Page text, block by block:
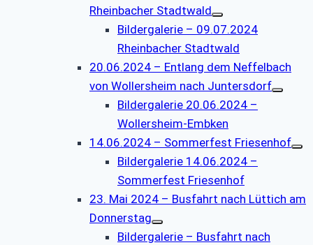
Rheinbacher Stadtwald
Bildergalerie – 09.07.2024
Rheinbacher Stadtwald
20.06.2024 – Entlang dem Neffelbach
von Wollersheim nach Juntersdorf
Bildergalerie 20.06.2024 –
Wollersheim-Embken
14.06.2024 – Sommerfest Friesenhof
Bildergalerie 14.06.2024 –
Sommerfest Friesenhof
23. Mai 2024 – Busfahrt nach Lüttich am
Donnerstag
Bildergalerie – Busfahrt nach